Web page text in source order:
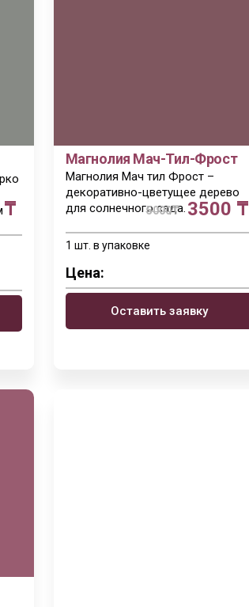
₸ 5000₸ 3500 ₸
Магнолия Мач-Тил-Фрост
Магнолия Мач тил Фрост –
декоративно-цветущее дерево
для солнечного сада.
1 шт. в упаковке
Цена:
Оставить заявку